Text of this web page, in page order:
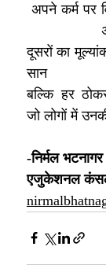
अपने कर्म पर
अंत
दूसरों का
सान
बल्कि हर
जो लोगों में
-निर्मल भटनागर
एजुकेशनल